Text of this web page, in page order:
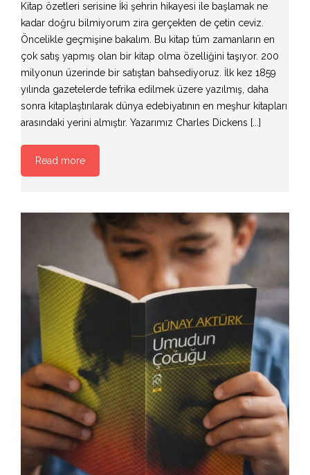
Kitap özetleri serisine İki şehrin hikayesi ile başlamak ne
kadar doğru bilmiyorum zira gerçekten de çetin ceviz.
Öncelikle geçmişine bakalım. Bu kitap tüm zamanların en
çok satış yapmış olan bir kitap olma özelliğini taşıyor. 200
milyonun üzerinde bir satıştan bahsediyoruz. İlk kez 1859
yılında gazetelerde tefrika edilmek üzere yazılmış, daha
sonra kitaplaştırılarak dünya edebiyatının en meşhur kitapları
arasındaki yerini almıştır. Yazarımız Charles Dickens [...]
Read more